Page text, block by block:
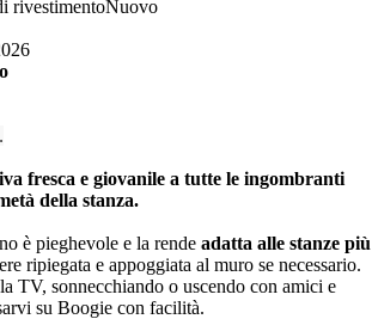
rivestimentoNuovo
fresca e giovanile a tutte le ingombranti
della stanza.
è pieghevole e la rende adatta alle stanze più
ripiegata e appoggiata al muro se necessario.
TV, sonnecchiando o uscendo con amici e
su Boogie con facilità.